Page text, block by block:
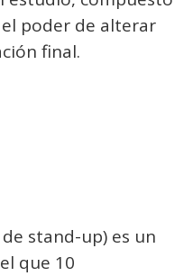
poder de alterar
final.
stand-up) es un
que 10